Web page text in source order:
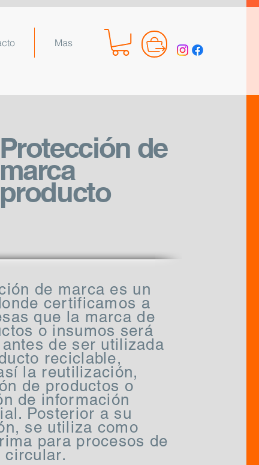
Mas
Protección de
marca
producto
de marca es un
certificamos a
que la marca de
o insumos será
de ser utilizada
reciclable,
la reutilización,
de productos o
de información
Posterior a su
se utiliza como
para procesos de
circular.